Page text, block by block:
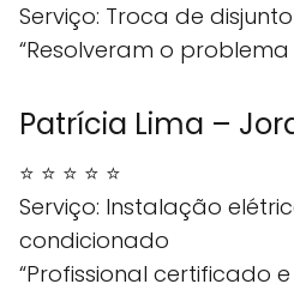
Serviço: Troca de
“Resolveram o
Patrícia Lima –
⭐ ⭐ ⭐ ⭐ ⭐
Serviço: Instalação
condicionado
“Profissional certificado